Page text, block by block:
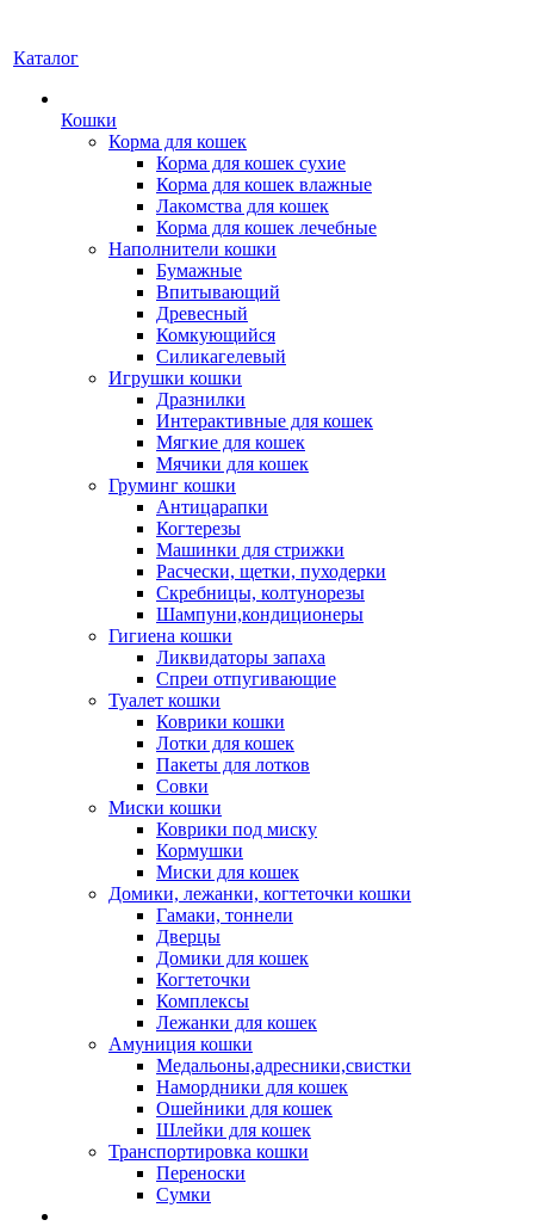
Каталог
Кошки
Корма для кошек
Корма для кошек сухие
Корма для кошек влажные
Лакомства для кошек
Корма для кошек лечебные
Наполнители кошки
Бумажные
Впитывающий
Древесный
Комкующийся
Силикагелевый
Игрушки кошки
Дразнилки
Интерактивные для кошек
Мягкие для кошек
Мячики для кошек
Груминг кошки
Антицарапки
Когтерезы
Машинки для стрижки
Расчески, щетки, пуходерки
Скребницы, колтунорезы
Шампуни,кондиционеры
Гигиена кошки
Ликвидаторы запаха
Спреи отпугивающие
Туалет кошки
Коврики кошки
Лотки для кошек
Пакеты для лотков
Совки
Миски кошки
Коврики под миску
Кормушки
Миски для кошек
Домики, лежанки, когтеточки кошки
Гамаки, тоннели
Дверцы
Домики для кошек
Когтеточки
Комплексы
Лежанки для кошек
Амуниция кошки
Медальоны,адресники,свистки
Намордники для кошек
Ошейники для кошек
Шлейки для кошек
Транспортировка кошки
Переноски
Сумки